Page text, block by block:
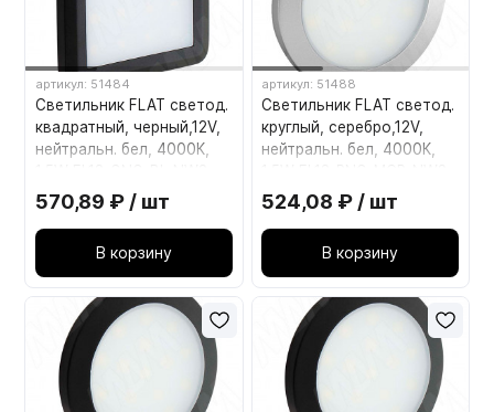
артикул: 51484
Светильник FLAT светод.
квадратный, черный,12V,
нейтральн. бел, 4000К,
570,89 ₽ / шт
В корзину
артикул: 51488
Светильник FLAT светод.
круглый, серебро,12V,
нейтральн. бел, 4000К,
524,08 ₽ / шт
В корзину